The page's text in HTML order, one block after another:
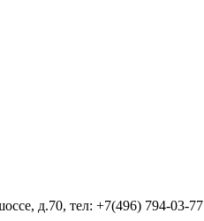
д.70, тел: +7(496) 794-03-77